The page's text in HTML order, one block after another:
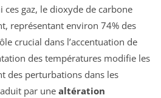
ces gaz, le dioxyde de carbone
représentant environ 74% des
crucial dans l’accentuation de
des températures modifie les
des perturbations dans les
par une altération